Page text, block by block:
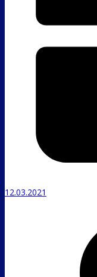
12.03.2021